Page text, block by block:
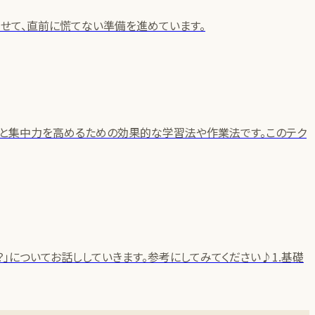
、直前に慌てない準備を進めています。
集中力を高めるための効果的な学習法や作業法です。このテク
についてお話ししていきます。参考にしてみてください♪1.基礎